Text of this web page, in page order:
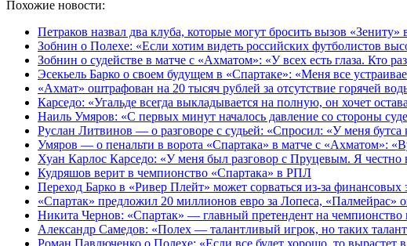
Похожие новости:
Петраков назвал два клуба, которые могут бросить вызов «Зениту»
Зобнин о Полехе: «Если хотим видеть российских футболистов
Зобнин о судействе в матче с «Ахматом»: «У всех есть глаза. Кто
Эсекьель Барко о своем будущем в «Спартаке»: «Меня все
«Ахмат» оштрафован на 20 тысяч рублей за отсутствие горячей
Карседо: «Угальде всегда выкладывается на полную, он хочет
Наиль Умяров: «С первых минут началось давление со стороны
Руслан Литвинов — о разговоре с судьей: «Спросил: «У меня бутса
Умяров — о пенальти в ворота «Спартака» в матче с «Ахматом»:
Хуан Карлос Карседо: «У меня был разговор с Пруцевым. Я
Кудряшов верит в чемпионство «Спартака» в РПЛ
Переход Барко в «Ривер Плейт» может сорваться из‑за финансовых
«Спартак» предложил 20 миллионов евро за Лопеса, «Палмейрас»
Никита Чернов: «Спартак» — главный претендент на чемпионство
Александр Самедов: «Полех — талантливый игрок, но таких
Роман Павлюченко о Полехе: «Если все будет хорошо, то вырастет